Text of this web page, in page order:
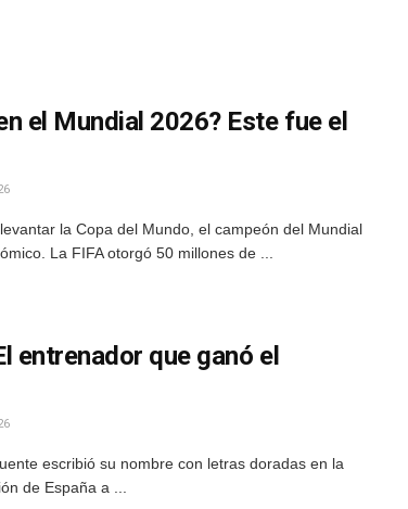
el Mundial 2026? Este fue el
la Copa del Mundo, el campeón del Mundial
La FIFA otorgó 50 millones de ...
entrenador que ganó el
escribió su nombre con letras doradas en la
de España a ...